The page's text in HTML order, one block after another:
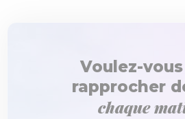
Voulez-
rapprocher
chaque